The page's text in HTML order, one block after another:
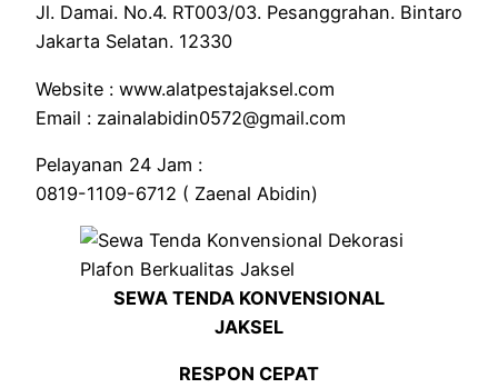
Jl. Damai. No.4. RT003/03. Pesanggrahan. Bintaro
Jakarta Selatan. 12330
Website : www.alatpestajaksel.com
Email : zainalabidin0572@gmail.com
Pelayanan 24 Jam :
0819-1109-6712 ( Zaenal Abidin)
SEWA TENDA KONVENSIONAL
JAKSEL
RESPON CEPAT